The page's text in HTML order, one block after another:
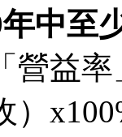
中至
營益
）